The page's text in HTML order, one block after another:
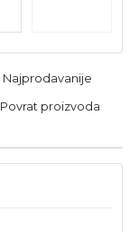
Najprodavanije
Povrat proizvoda